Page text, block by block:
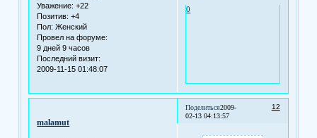
Уважение: +22
Позитив: +4
Пол: Женский
Провел на форуме:
9 дней 9 часов
Последний визит:
2009-11-15 01:48:07
0
Поделиться 12
2009-
02-13 04:13:57
malamut